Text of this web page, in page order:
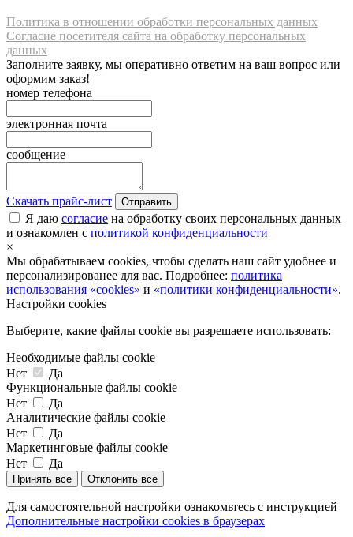
Политика в отношении обработки персональных данных
Согласие посетителя сайта на обработку персональных
данных
Заполните заявку, мы оперативно ответим на ваш вопрос или
оформим заказ!
номер телефона
электронная почта
сообщение
Скачать прайс-лист Отправить
Я даю согласие на обработку своих персональных данных
и ознакомлен с политикой конфиденциальности
×
Мы обрабатываем cookies, чтобы сделать наш сайт удобнее и
персонализированее для вас. Подробнее: политика
использования «cookies» и «политики конфиденциальности».
Настройки cookies
Выберите, какие файлы cookie вы разрешаете использовать:
Необходимые файлы cookie
Нет
Да
Функциональные файлы cookie
Нет
Да
Аналитические файлы cookie
Нет
Да
Маркетинговые файлы cookie
Нет
Да
Принять все Отклонить все
Для самостоятельной настройки ознакомьтесь с инструкцией
Дополнительные настройки cookies в браузерах